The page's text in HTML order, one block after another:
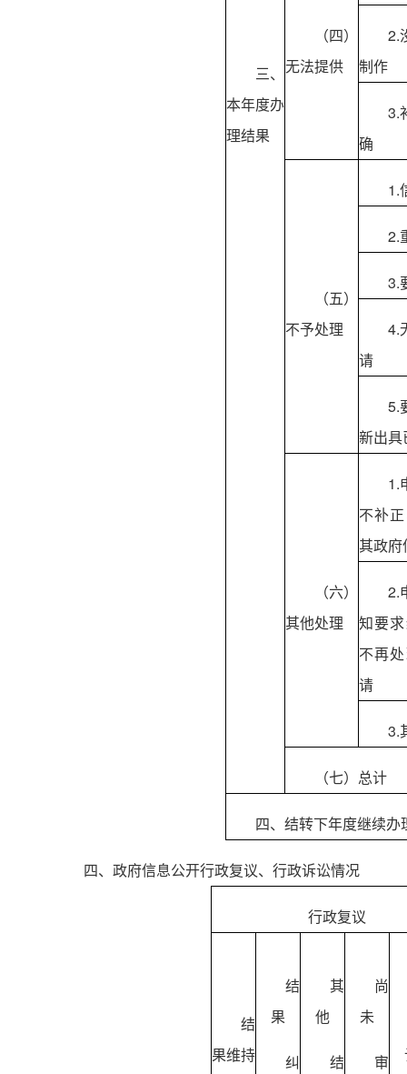
三、
本年度办
理结果
（四）
无法提供
2.
制作
3.
确
（五）
不予处理
1.
2.
3.
4.
请
5.
新出具
（六）
其他处理
1.
不补
其政府
2.
知要
不再
请
3.
（七）总计
四、结转下年度继续办
四、政府信息公开行政复议、行政诉讼情况
行政复议
结
果维持
结
果
纠
其
他
结
尚
未
审